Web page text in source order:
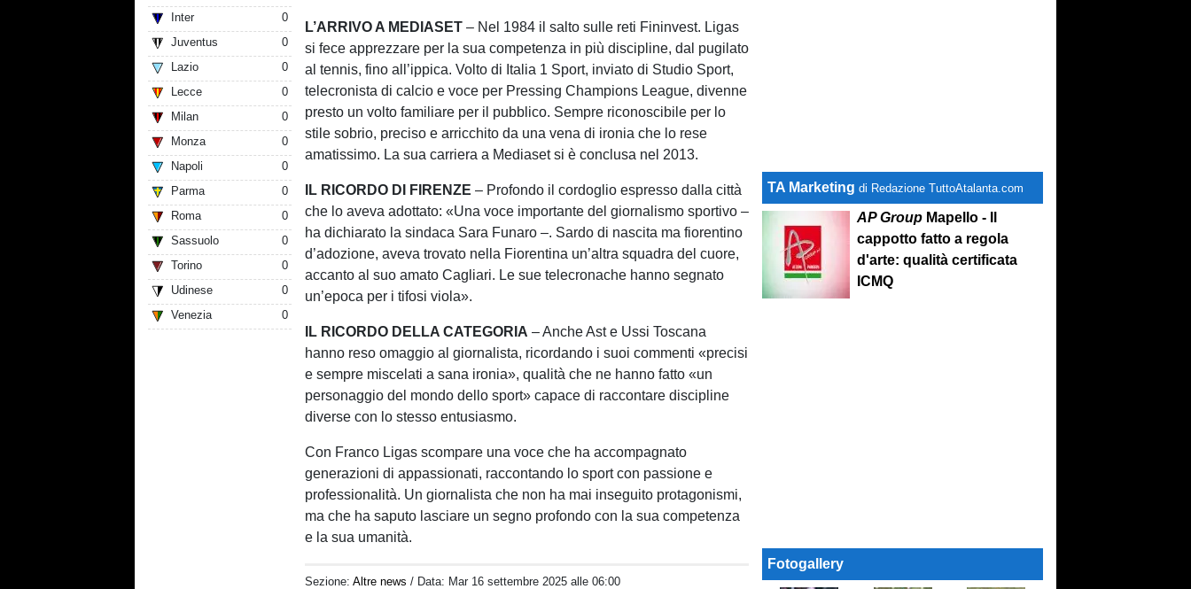
Inter
0
Juventus
0
Lazio
0
Lecce
0
Milan
0
Monza
0
Napoli
0
Parma
0
Roma
0
Sassuolo
0
Torino
0
Udinese
0
Venezia
0
L’ARRIVO A MEDIASET – Nel 1984 il salto sulle reti Fininvest. Ligas
si fece apprezzare per la sua competenza in più discipline, dal pugilato
al tennis, fino all’ippica. Volto di Italia 1 Sport, inviato di Studio Sport,
telecronista di calcio e voce per Pressing Champions League, divenne
presto un volto familiare per il pubblico. Sempre riconoscibile per lo
stile sobrio, preciso e arricchito da una vena di ironia che lo rese
amatissimo. La sua carriera a Mediaset si è conclusa nel 2013.
IL RICORDO DI FIRENZE – Profondo il cordoglio espresso dalla città
che lo aveva adottato: «Una voce importante del giornalismo sportivo –
ha dichiarato la sindaca Sara Funaro –. Sardo di nascita ma fiorentino
d’adozione, aveva trovato nella Fiorentina un’altra squadra del cuore,
accanto al suo amato Cagliari. Le sue telecronache hanno segnato
un’epoca per i tifosi viola».
IL RICORDO DELLA CATEGORIA – Anche Ast e Ussi Toscana
hanno reso omaggio al giornalista, ricordando i suoi commenti «precisi
e sempre miscelati a sana ironia», qualità che ne hanno fatto «un
personaggio del mondo dello sport» capace di raccontare discipline
diverse con lo stesso entusiasmo.
Con Franco Ligas scompare una voce che ha accompagnato
generazioni di appassionati, raccontando lo sport con passione e
professionalità. Un giornalista che non ha mai inseguito protagonismi,
ma che ha saputo lasciare un segno profondo con la sua competenza
e la sua umanità.
Sezione:Altre news / Data: Mar 16 settembre 2025 alle 06:00
TA Marketing di Redazione TuttoAtalanta.com
AP Group Mapello - Il
cappotto fatto a regola
d'arte: qualità certificata
ICMQ
Fotogallery